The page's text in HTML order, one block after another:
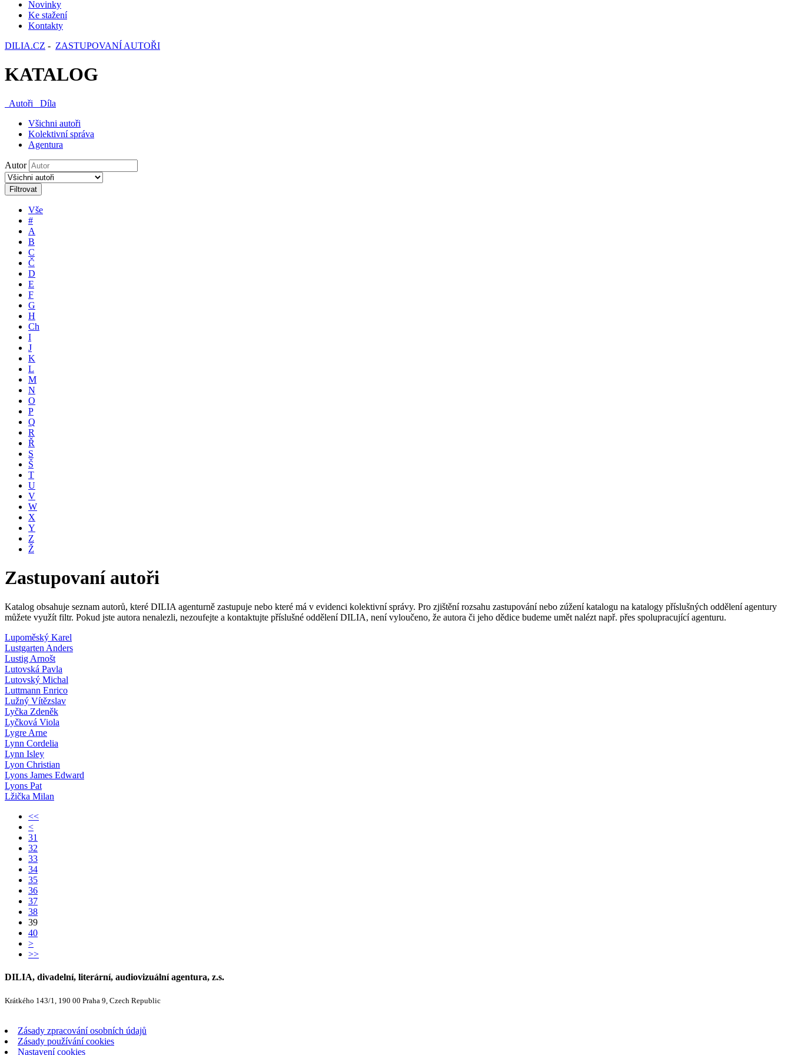
Novinky
Ke stažení
Kontakty
DILIA.CZ - ZASTUPOVANÍ AUTOŘI
KATALOG
Autoři
Díla
Všichni autoři
Kolektivní správa
Agentura
Autor
Filtrovat
Vše
#
A
B
C
Č
D
E
F
G
H
Ch
I
J
K
L
M
N
O
P
Q
R
Ř
S
Š
T
U
V
W
X
Y
Z
Ž
Zastupovaní autoři
Katalog obsahuje seznam autorů, které DILIA agenturně zastupuje nebo které má v evidenci kolektivní správy. Pro zjištění rozsahu zastupování nebo zúžení katalogu na katalogy příslušných oddělení agentury
můžete využít filtr. Pokud jste autora nenalezli, nezoufejte a kontaktujte příslušné oddělení DILIA, není vyloučeno, že autora či jeho dědice budeme umět nalézt např. přes spolupracující agenturu.
Lupoměský Karel
Lustgarten Anders
Lustig Arnošt
Lutovská Pavla
Lutovský Michal
Luttmann Enrico
Lužný Vítězslav
Lyčka Zdeněk
Lyčková Viola
Lygre Arne
Lynn Cordelia
Lynn Isley
Lyon Christian
Lyons James Edward
Lyons Pat
Lžička Milan
<<
<
31
32
33
34
35
36
37
38
39
40
>
>>
DILIA, divadelní, literární, audiovizuální agentura, z.s.
Krátkého 143/1, 190 00 Praha 9, Czech Republic
Zásady zpracování osobních údajů
Zásady používání cookies
Nastavení cookies